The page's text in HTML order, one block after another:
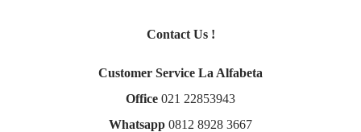
Contact Us !
Customer Service La Alfabeta
Office 021 22853943
Whatsapp 0812 8928 3667